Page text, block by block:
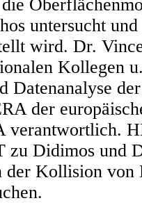
untersucht
wird. Dr.
Kollegen
Datenanalyse
der
verantwortlich.
zu Didimos und
der Kollision von